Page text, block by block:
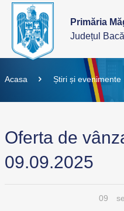
Primăria
Județul
Acasa Știri și evenimente
Oferta de
09.09.2025
09